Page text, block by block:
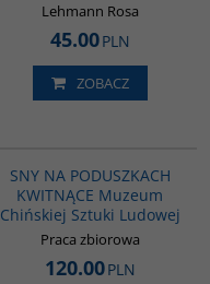
Lehmann Rosa
45.00PLN
ZOBACZ
SNY NA PODUSZKACH
KWITNĄCE Muzeum
Chińskiej Sztuki Ludowej
Praca zbiorowa
120.00PLN